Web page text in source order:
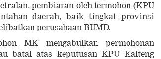
pembiaran oleh termohon (KPU
daerah, baik tingkat provinsi
perusahaan BUMD.
MK mengabulkan permohonan
batal atas keputusan KPU Kalteng